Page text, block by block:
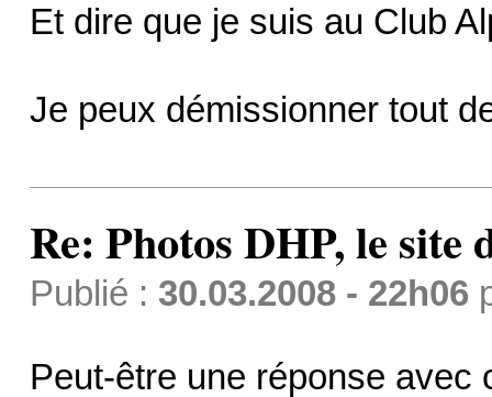
Et dire que je suis au Club
Je peux démissionner tout
Re: Photos DHP, le site
Publié : 30.03.2008 - 22h06
Peut-être une réponse avec